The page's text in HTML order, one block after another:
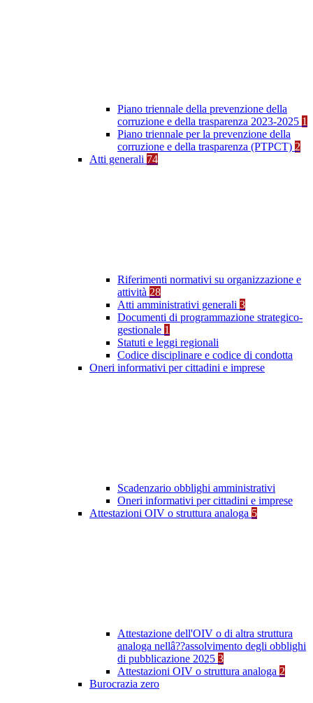
Piano triennale della prevenzione della
corruzione e della trasparenza 2023-2025 1
Piano triennale per la prevenzione della
corruzione e della trasparenza (PTPCT) 2
Atti generali 74
Riferimenti normativi su organizzazione e
attività 28
Atti amministrativi generali 3
Documenti di programmazione strategico-
gestionale 1
Statuti e leggi regionali
Codice disciplinare e codice di condotta
Oneri informativi per cittadini e imprese
Scadenzario obblighi amministrativi
Oneri informativi per cittadini e imprese
Attestazioni OIV o struttura analoga 5
Attestazione dell'OIV o di altra struttura
analoga nellâ??assolvimento degli obblighi
di pubblicazione 2025 3
Attestazioni OIV o struttura analoga 2
Burocrazia zero